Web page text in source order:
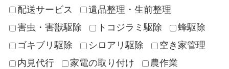
配送サービス
遺品整理・生前整理
害虫・害獣駆除
トコジラミ駆除
蜂駆除
ゴキブリ駆除
シロアリ駆除
空き家管理
内見代行
家電の取り付け
農作業